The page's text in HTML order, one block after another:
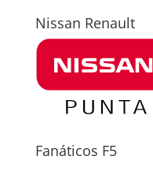
Nissan Renault
Fanáticos F5